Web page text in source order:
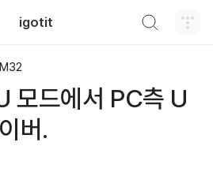
igotit
모드에서 PC측 U
버.